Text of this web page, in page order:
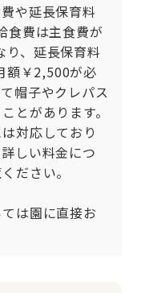
や延長保育料
食費は主食費が
、延長保育料
額￥2,500が必
帽子やクレパス
とがあります。
対応しており
しい料金につ
ださい。
は園に直接お